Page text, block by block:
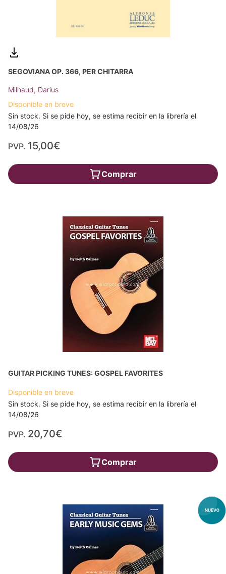
SEGOVIANA OP. 366, PER CHITARRA
Milhaud, Darius
Disponible en breve
Sin stock. Si se pide hoy, se estima recibir en la librería el
14/08/26
PVP. 15,00€
Comprar
GUITAR PICKING TUNES: GOSPEL FAVORITES
Disponible en breve
Sin stock. Si se pide hoy, se estima recibir en la librería el
14/08/26
PVP. 20,70€
Comprar